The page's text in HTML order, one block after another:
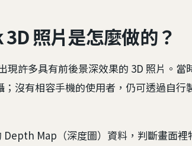
照片是怎麼做的？
現許多具有前後景深效果的 3D 照片。當
沒有相容手機的使用者，仍可透過自行
Map（深度圖）資料，判斷畫面